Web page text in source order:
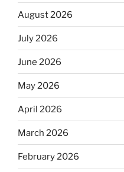
August 2026
July 2026
June 2026
May 2026
April 2026
March 2026
February 2026